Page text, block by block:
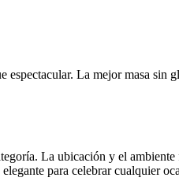
La mejor masa sin
La ubicación y el
para celebrar cualquier